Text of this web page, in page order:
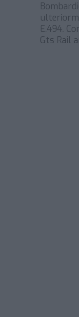
E.494.
Gts Rail